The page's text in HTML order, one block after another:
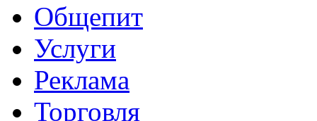
Общепит
Услуги
Реклама
Торговля